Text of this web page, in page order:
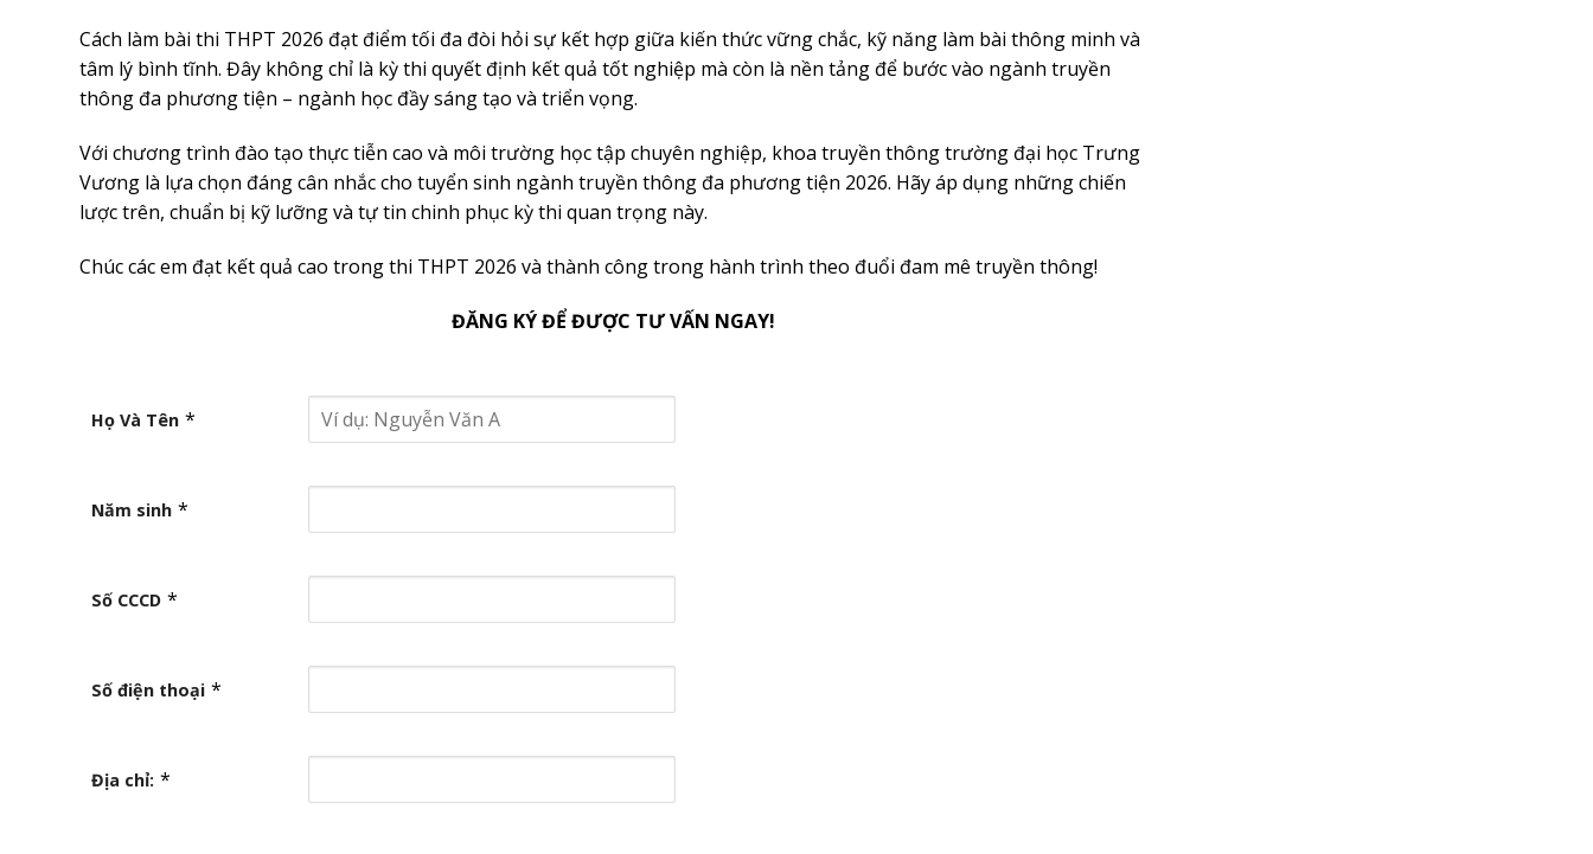
Cách làm bài thi THPT 2026 đạt điểm tối đa đòi hỏi sự kết hợp giữa kiến thức vững chắc, kỹ năng làm bài thông minh và
tâm lý bình tĩnh. Đây không chỉ là kỳ thi quyết định kết quả tốt nghiệp mà còn là nền tảng để bước vào ngành truyền
thông đa phương tiện – ngành học đầy sáng tạo và triển vọng.
Với chương trình đào tạo thực tiễn cao và môi trường học tập chuyên nghiệp, khoa truyền thông trường đại học Trưng
Vương là lựa chọn đáng cân nhắc cho tuyển sinh ngành truyền thông đa phương tiện 2026. Hãy áp dụng những chiến
lược trên, chuẩn bị kỹ lưỡng và tự tin chinh phục kỳ thi quan trọng này.
Chúc các em đạt kết quả cao trong thi THPT 2026 và thành công trong hành trình theo đuổi đam mê truyền thông!
ĐĂNG KÝ ĐỂ ĐƯỢC TƯ VẤN NGAY!
Họ Và Tên *
Năm sinh *
Số CCCD *
Số điện thoại *
Địa chỉ: *